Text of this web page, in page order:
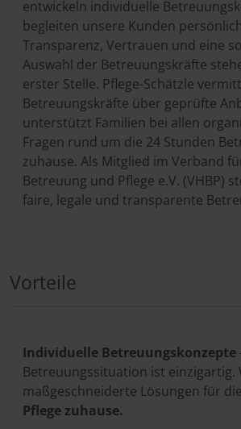
entwickeln individuelle
begleiten unsere Kunden
Transparenz, Vertrauen und eine
Auswahl der Betreuungskräfte
erster Stelle. Pflege-Schätzle
Betreuungskräfte über geprüfte
unterstützt Familien bei allen
Fragen rund um die 24 Stunden
zuhause. Als Mitglied im Verband
Betreuung und Pflege e.V. (VHBP)
faire, legale und transparente
Vorteile
Individuelle Betreuungskonzepte
Betreuungssituation ist einzigartig.
maßgeschneiderte Lösungen für die
Pflege zuhause.